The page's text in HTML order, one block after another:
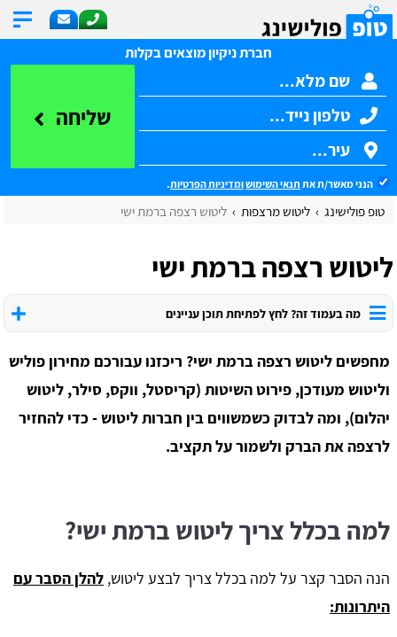
חברת ניקיון מוצאים בקלות
שליחה
הנני מאשר/ת את תנאי השימושומדיניות הפרטיות.
טופ פולישינג ליטוש מרצפות ליטוש רצפה ברמת ישי
ליטוש רצפה ברמת ישי
מה בעמוד זה? לחץ לפתיחת תוכן עניינים
מחפשים ליטוש רצפה ברמת ישי? ריכזנו עבורכם מחירון פוליש
וליטוש מעודכן, פירוט השיטות (קריסטל, ווקס, סילר, ליטוש
יהלום), ומה לבדוק כשמשווים בין חברות ליטוש - כדי להחזיר
לרצפה את הברק ולשמור על תקציב.
למה בכלל צריך ליטוש ברמת ישי?
הנה הסבר קצר על למה בכלל צריך לבצע ליטוש, להלן הסבר עם
היתרונות: